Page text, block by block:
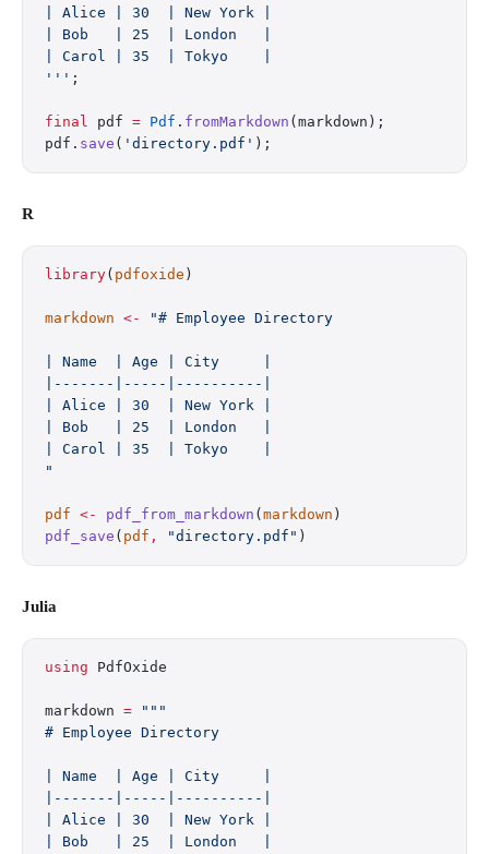
| Alice | 30  | New York |
| Bob   | 25  | London   |
| Carol | 35  | Tokyo    |
''' ;
final pdf = Pdf . fromMarkdown (markdown);
pdf. save ( 'directory.pdf' );
R
library( pdfoxide )
markdown <- "# Employee Directory
| Name  | Age | City     |
|-------|-----|----------|
| Alice | 30  | New York |
| Bob   | 25  | London   |
| Carol | 35  | Tokyo    |
"
pdf <- pdf_from_markdown ( markdown )
pdf_save ( pdf , "directory.pdf" )
Julia
using PdfOxide
markdown = """
# Employee Directory
| Name  | Age | City     |
|-------|-----|----------|
| Alice | 30  | New York |
| Bob   | 25  | London   |